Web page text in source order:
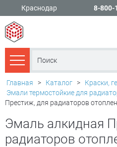
Краснодар 8-800-
Каталог товаров
Главная > Каталог > Краски,
Эмали термостойкие для
Престиж, для радиаторов
Эмаль алкидная
радиаторов